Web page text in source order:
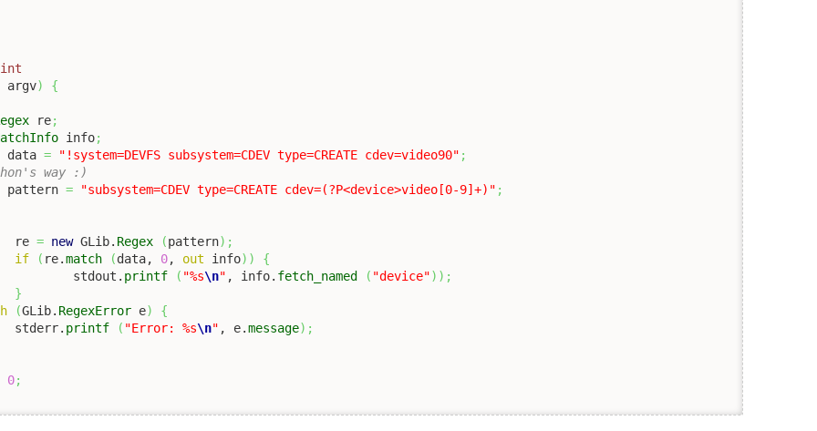
int
argv) {
re;
info;
data = "!system=DEVFS subsystem=CDEV type=CREATE cdev=video90" ;
way :)
pattern = "subsystem=CDEV type=CREATE cdev=(?P<device>video[0-9]+)" ;
		re
= new GLib. Regex (pattern) ;
if
( re.match (data, 0, out info) )
{
			stdout.
printf ( "%s\n" , info. fetch_named ( "device") ) ;
}
(GLib. RegexError e)
{
		stderr.
printf ( "Error: %s\n" , e.message) ;
0;